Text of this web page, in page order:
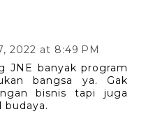
2022 at 8:49 PM
JNE banyak program
bangsa ya. Gak
bisnis tapi juga
budaya.